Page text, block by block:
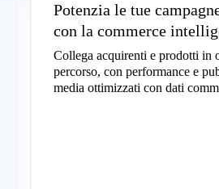
Potenzia le tue
con la commerce
Collega acquirenti e prodotti in
percorso, con performance e
media ottimizzati con dati